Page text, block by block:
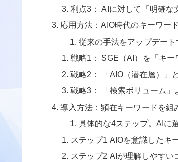
利点3： AIに対して「明確な
応用方法：AIO時代のキーワー
従来の手法をアップデート
戦略1： SGE（AI）を「キ
戦略2： 「AIO（潜在層）」
戦略3： 「検索ボリューム
導入方法：顕在キーワードを組
具体的な4ステップ。AIに
ステップ1 AIOを意識したキ
ステップ2 AIが理解しやすい